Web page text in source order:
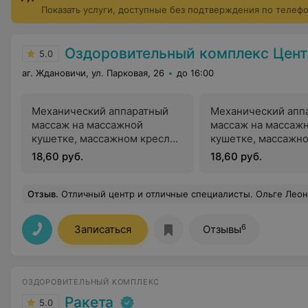
Показать услуги, доступные без подтверждения по
5.0 Оздоровительный комплекс Центра подготовки кадров
аг. Ждановичи, ул. Парковая, 26 до 16:00
Механический аппаратный
массаж на массажной
кушетке, массажном кресле
с локальной термотерапией
18,60 руб.
Механический
массаж на
кушетке,
с
18,60 руб.
Отзыв. Отличный центр и отличные специалисты. Ольге
Записаться Отзывы6
ОЗДОРОВИТЕЛЬНЫЙ КОМПЛЕКС
5.0 Ракета